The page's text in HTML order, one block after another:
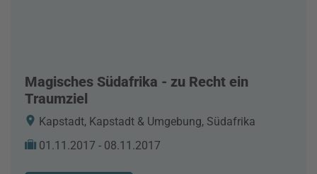
Magisches Südafrika - zu Recht ein
Traumziel
Kapstadt, Kapstadt & Umgebung, Südafrika
01.11.2017 - 08.11.2017